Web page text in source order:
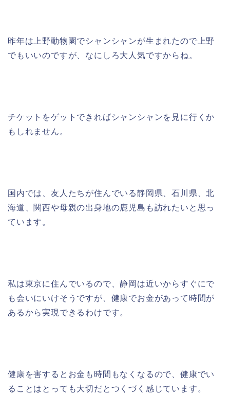
昨年は上野動物園でシャンシャンが生まれたので上野
でもいいのですが、なにしろ大人気ですからね。
チケットをゲットできればシャンシャンを見に行くか
もしれません。
国内では、友人たちが住んでいる静岡県、石川県、北
海道、関西や母親の出身地の鹿児島も訪れたいと思っ
ています。
私は東京に住んでいるので、静岡は近いからすぐにで
も会いにいけそうですが、健康でお金があって時間が
あるから実現できるわけです。
健康を害するとお金も時間もなくなるので、健康でい
ることはとっても大切だとつくづく感じています。